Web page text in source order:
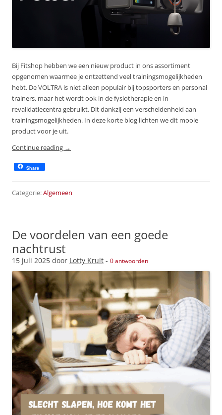
Bij Fitshop hebben we een nieuw product in ons assortiment
opgenomen waarmee je ontzettend veel trainingsmogelijkheden
hebt. De VOLTRA is niet alleen populair bij topsporters en personal
trainers, maar het wordt ook in de fysiotherapie en in
revalidatiecentra gebruikt. Dit dankzij een verscheidenheid aan
trainingsmogelijkheden. In deze korte blog lichten we dit mooie
product voor je uit.
Continue reading →
Share
Categorie:Algemeen
De voordelen van een goede
nachtrust
15 juli 2025 door Lotty Kruit - 0 antwoorden